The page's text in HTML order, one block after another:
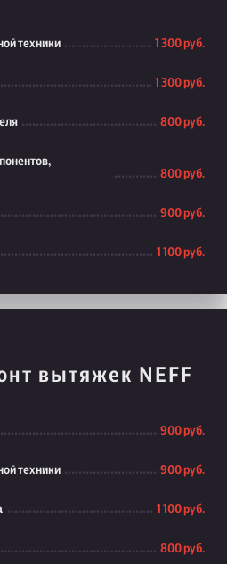
техники 1 300 руб.
1 300 руб.
800 руб.
800 руб.
900 руб.
1 100 руб.
вытяжек NEFF
900 руб.
техники 900 руб.
1 100 руб.
800 руб.